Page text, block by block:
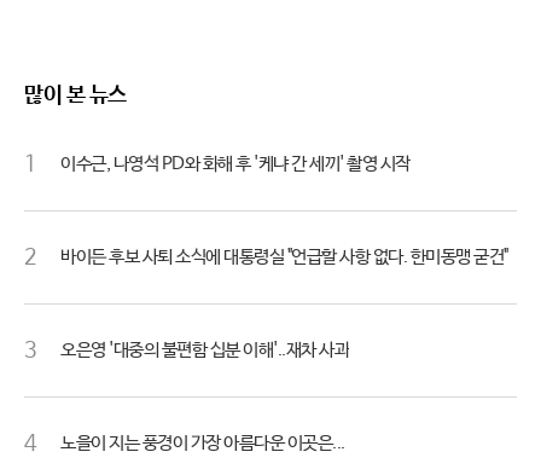
많이 본 뉴스
1 이수근, 나영석 PD와 화해 후 '케냐 간 세끼' 촬영 시작
2 바이든 후보 사퇴 소식에 대통령실 "언급할 사항 없다. 한미동맹 굳건"
3 오은영 '대중의 불편함 십분 이해'..재차 사과
4 노을이 지는 풍경이 가장 아름다운 이곳은...